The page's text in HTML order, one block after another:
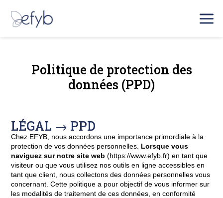
a
Politique de protection des
données (PPD)
LÉGAL → PPD
Chez EFYB, nous accordons une importance primordiale à la
protection de vos données personnelles. Lorsque vous
naviguez sur notre site web (https://www.efyb.fr) en tant que
visiteur ou que vous utilisez nos outils en ligne accessibles en
tant que client, nous collectons des données personnelles vous
concernant. Cette politique a pour objectif de vous informer sur
les modalités de traitement de ces données, en conformité